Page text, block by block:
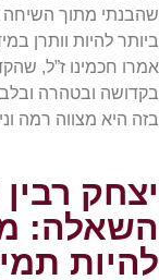
שהבנתי מתוך
ביותר להיות וותרן
אמרו חכמינו ז”ל,
בקדושה ובטהרה
בזה היא מצווה רמה
יצחק
השאלה:
להיות